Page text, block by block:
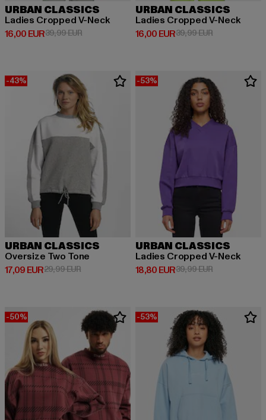
URBAN CLASSICS
Ladies Cropped V-Neck
16,00 EUR
Derzeitiger Preis: 16,00 EUR
39,99 EURAktionspreis: 39,99 EUR
URBAN CLASSICS
Ladies Cropped V-Neck
16,00 EUR
Derzeitiger Preis: 16,00 EUR
39,99 EURAktionspreis:
-43%
URBAN CLASSICS
Oversize Two Tone
17,09 EUR
Derzeitiger Preis: 17,09 EUR
29,99 EURAktionspreis: 29,99 EUR
-53%
URBAN CLASSICS
Ladies Cropped V-Neck
18,80 EUR
Derzeitiger Preis: 18,80 EUR
39,99 EURAktionspreis:
-50% -53%